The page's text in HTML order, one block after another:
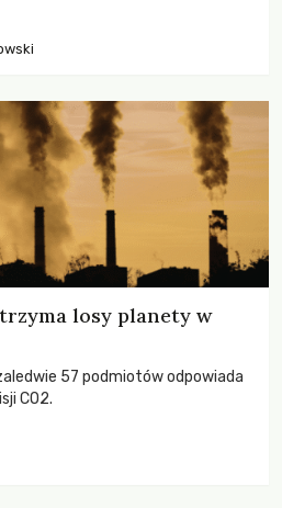
losy planety w
57 podmiotów odpowiada
CO2.